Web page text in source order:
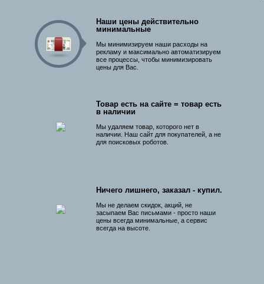
Наши цены действительно
минимальные
Мы минимизируем наши расходы на
рекламу и максимально автоматизируем
все процессы, чтобы минимизировать
цены для Вас.
Товар есть на сайте = товар есть
в наличии
Мы удаляем товар, которого нет в
наличии. Наш сайт для покупателей, а не
для поисковых роботов.
Ничего лишнего, заказал - купил.
Мы не делаем скидок, акций, не
засыпаем Вас письмами - просто наши
цены всегда минимальные, а сервис
всегда на высоте.